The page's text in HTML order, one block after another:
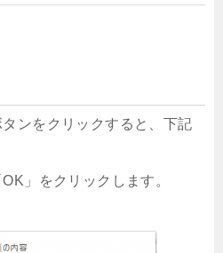
ンをクリックすると、下記
」をクリックします。